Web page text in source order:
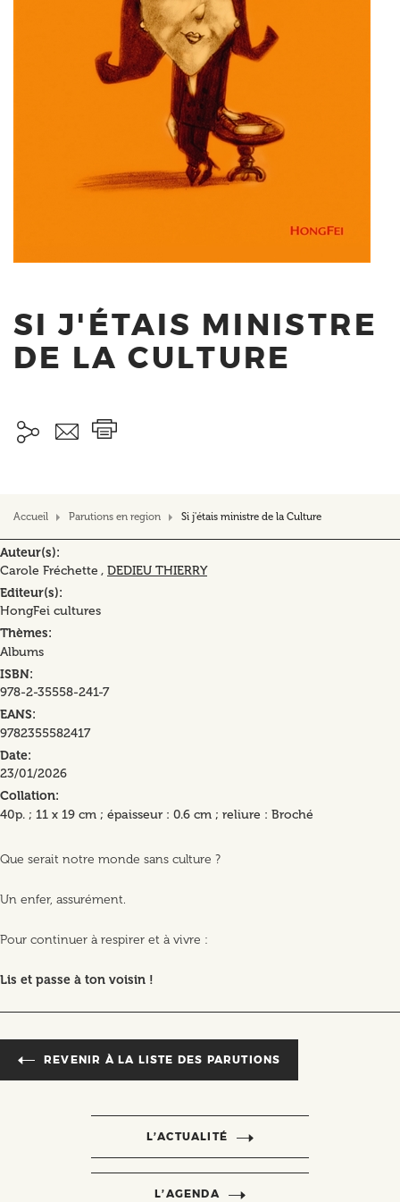
SI J'ÉTAIS MINISTRE
DE LA CULTURE
Accueil Parutions en region Si j'étais ministre de la Culture
Auteur(s)
Carole Fréchette , DEDIEU THIERRY
Editeur(s)
HongFei cultures
Thèmes
Albums
ISBN
978-2-35558-241-7
EANS
9782355582417
Date
23/01/2026
Collation
40p. ; 11 x 19 cm ; épaisseur : 0.6 cm ; reliure : Broché
Que serait notre monde sans culture ?
Un enfer, assurément.
Pour continuer à respirer et à vivre :
Lis et passe à ton voisin !
REVENIR À LA LISTE DES PARUTIONS
L’ACTUALITÉ
L’AGENDA